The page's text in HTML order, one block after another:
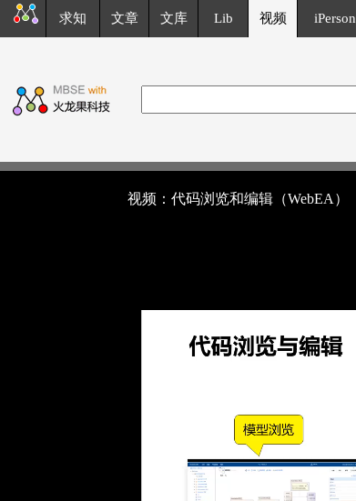
求知 文章 文库 Lib 视频 iPerson
视频：代码浏览和编辑（WebEA）